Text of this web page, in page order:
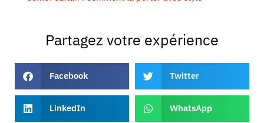
Partagez votre expérience
Facebook Twitter
LinkedIn WhatsApp